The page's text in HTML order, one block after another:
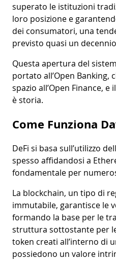
superato le istituzioni
loro posizione e
dei consumatori, una
previsto quasi un
Questa apertura del
portato all’Open Banking,
spazio all’Open Finance,
è storia.
Come Funziona
DeFi si basa sull’utilizzo
spesso affidandosi a
fondamentale per
La blockchain, un tipo di
immutabile, garantisce le
formando la base per le
struttura sottostante per
token creati all’interno di
possiedono un valore